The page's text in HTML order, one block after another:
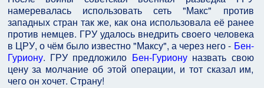
намеревалась использовать сеть "Макс" против
западных стран так же, как она использовала её ранее
против немцев. ГРУ удалось внедрить своего человека
в ЦРУ, о чём было известно "Максу", а через него - Бен-
Гуриону. ГРУ предложило Бен-Гурионуназвать свою
цену за молчание об этой операции, и тот сказал им,
чего он хочет. Страну!